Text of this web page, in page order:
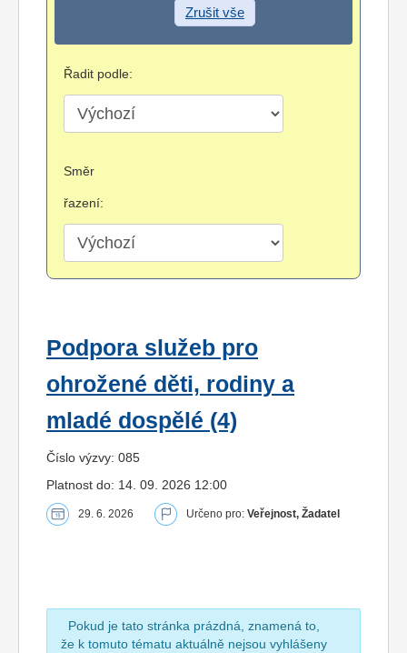
Zrušit vše
Řadit podle:
Směr
řazení:
Podpora služeb pro
ohrožené děti, rodiny a
mladé dospělé (4)
Číslo výzvy: 085
Platnost do: 14. 09. 2026 12:00
29. 6. 2026 Určeno pro: Veřejnost, Žadatel
Pokud je tato stránka prázdná, znamená to,
že k tomuto tématu aktuálně nejsou vyhlášeny